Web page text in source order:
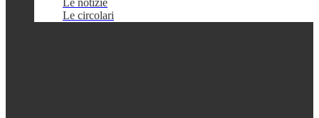
Le notizie
Le circolari